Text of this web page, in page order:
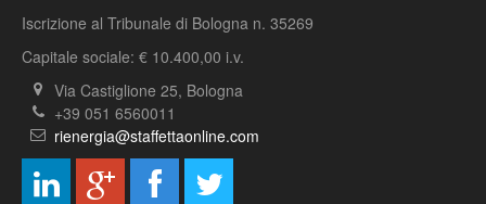
Iscrizione al Tribunale di Bologna n. 35269
Capitale sociale: € 10.400,00 i.v.
Via Castiglione 25, Bologna
+39 051 6560011
rienergia@staffettaonline.com